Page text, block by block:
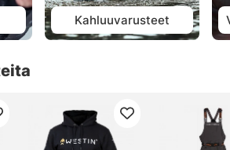
Kahluuvarusteet